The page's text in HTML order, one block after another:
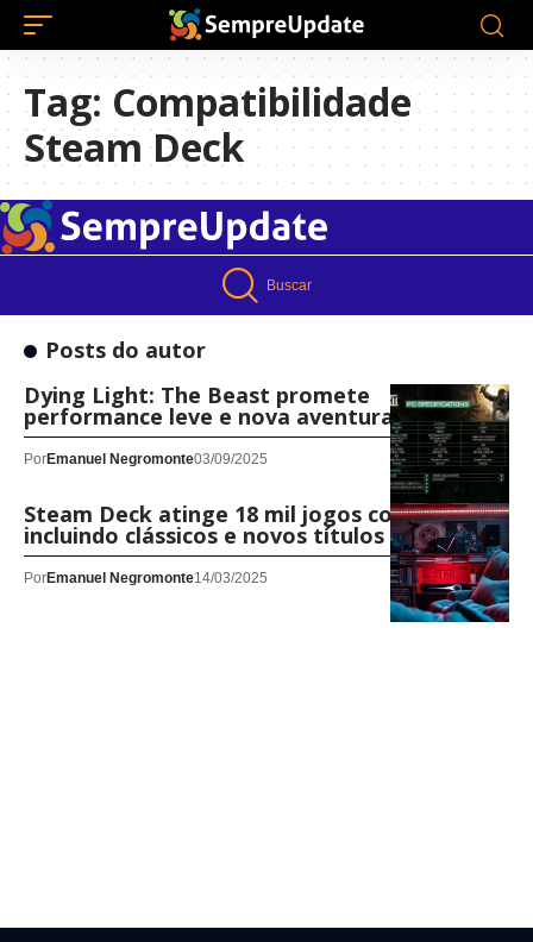
Tag: Compatibilidade
Steam Deck
Buscar
Posts do autor
Dying Light: The Beast promete
performance leve e nova aventura
PorEmanuel Negromonte03/09/2025
Steam Deck atinge 18 mil jogos compatíveis,
incluindo clássicos e novos títulos
PorEmanuel Negromonte14/03/2025